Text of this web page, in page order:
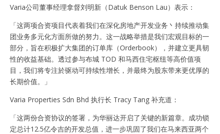
Varia公司董事经理拿督刘明新（Datuk Benson Lau）表示：
「这两项合资项目代表着我们在深化房地产开发业务丶持续推动集
团业务多元化方面所做的努力。这一战略举措是我们宏观目标的一
部分，旨在积极扩大集团的订单库（Orderbook），并建立更具韧
性的收益基础。透过参与布城 TOD 和马西住宅枢纽等高价值项
目，我们将专注於驱动可持续性增长，并最终为股东带来更优厚的
长期价值。」
Varia Properties Sdn Bhd 执行长 Tracy Tang 补充道：
「这两份合资协议的签署，为华丽达开启了关键的新篇章。成功锁
定总计12.5亿令吉的开发总值，进一步巩固了我们在马来西亚两个